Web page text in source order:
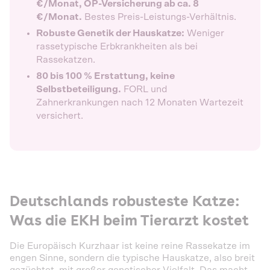
€/Monat, OP-Versicherung ab ca. 8
€/Monat. Bestes Preis-Leistungs-Verhältnis.
Robuste Genetik der Hauskatze: Weniger
rassetypische Erbkrankheiten als bei
Rassekatzen.
80 bis 100 % Erstattung, keine
Selbstbeteiligung. FORL und
Zahnerkrankungen nach 12 Monaten Wartezeit
versichert.
Deutschlands robusteste Katze:
Was die EKH beim Tierarzt kostet
Die Europäisch Kurzhaar ist keine reine Rassekatze im
engen Sinne, sondern die typische Hauskatze, also breit